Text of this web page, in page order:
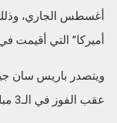
أغسطس الجاري، وذلك
أميركا” التي أقيمت
عقب الفوز في الـ3 مباريات الماضية.